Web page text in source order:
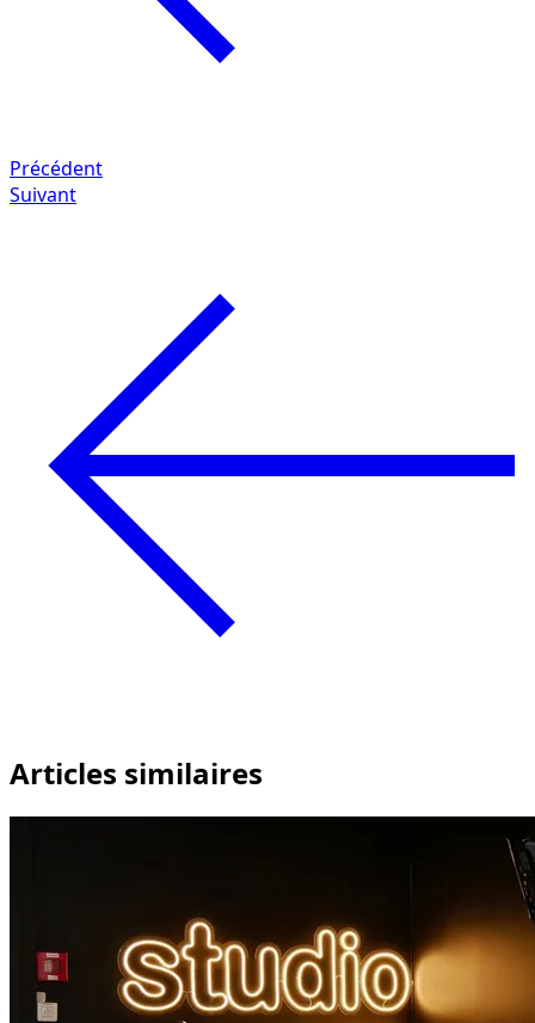
Précédent
Suivant
Articles similaires